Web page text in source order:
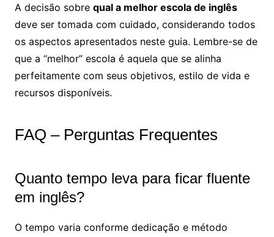
A decisão sobre qual a melhor escola de inglês
deve ser tomada com cuidado, considerando todos
os aspectos apresentados neste guia. Lembre-se de
que a “melhor” escola é aquela que se alinha
perfeitamente com seus objetivos, estilo de vida e
recursos disponíveis.
FAQ – Perguntas Frequentes
Quanto tempo leva para ficar fluente
em inglês?
O tempo varia conforme dedicação e método